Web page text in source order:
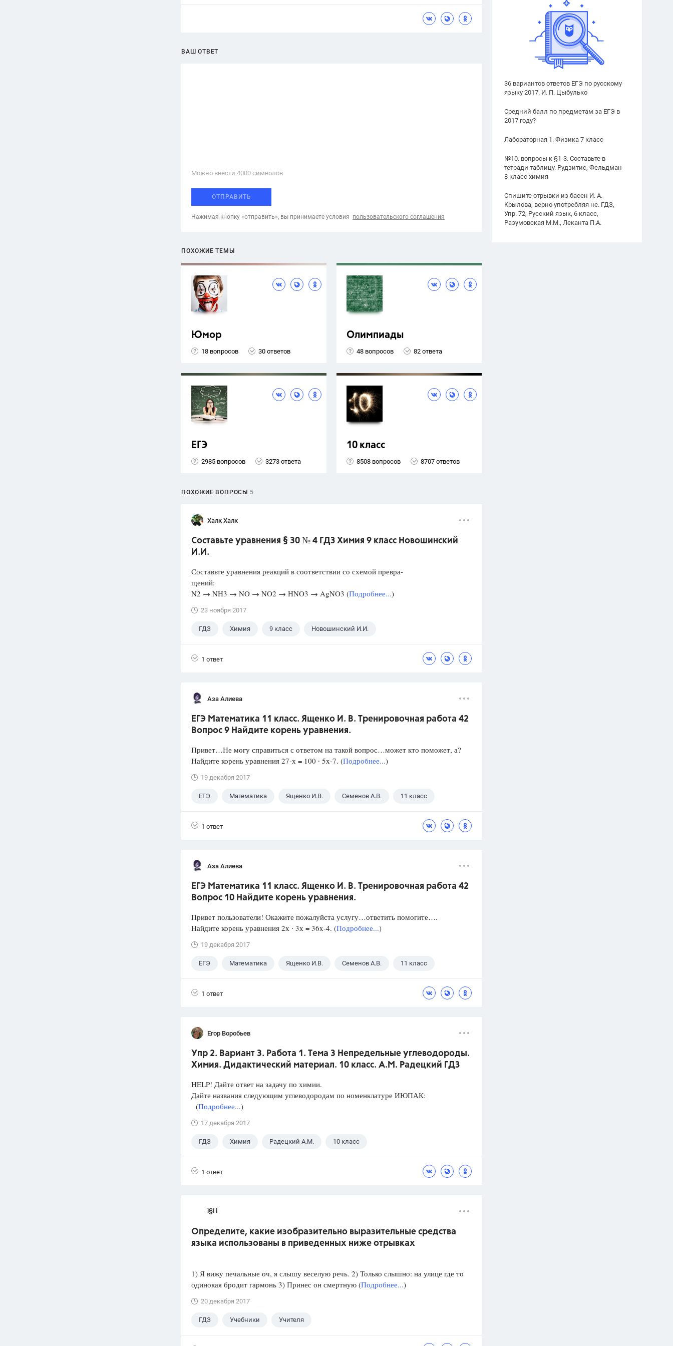
36 вариантов ответов ЕГЭ по русскому
языку 2017. И. П. Цыбулько
Средний балл по предметам за ЕГЭ в
2017 году?
Лабораторная 1. Физика 7 класс
№10. вопросы к §1-3. Составьте в
тетради таблицу. Рудзитис, Фельдман
8 класс химия
Спишите отрывки из басен И. А.
Крылова, верно употребляя не. ГДЗ,
Упр. 72, Русский язык, 6 класс,
Разумовская М.М., Леканта П.А.
ВАШ ОТВЕТ
Можно ввести 4000 cимволов
ОТПРАВИТЬ
Нажимая кнопку «отправить», вы принимаете условия пользовательского соглашения
ПОХОЖИЕ ТЕМЫ
Юмор
18 вопросов 30 ответов
Олимпиады
48 вопросов 82 ответа
ЕГЭ
2985 вопросов 3273 ответа
10 класс
8508 вопросов 8707 ответов
ПОХОЖИЕ ВОПРОСЫ 5
Халк Халк
Составьте уравнения § 30 № 4 ГДЗ Химия 9 класс Новошинский
И.И.
Составьте уравнения реакций в соответствии со схемой превра-
щений:
N2 → NH3 → NO → NO2 → HNO3 → AgNO3 (Подробнее...)
23 ноября 2017
ГДЗ Химия 9 класс Новошинский И.И.
1 ответ
Аза Алиева
ЕГЭ Математика 11 класс. Ященко И. В. Тренировочная работа 42
Вопрос 9 Найдите корень уравнения.
Привет…Не могу справиться с ответом на такой вопрос…может кто поможет, а?
Найдите корень уравнения 27-х = 100 ∙ 5x-7. (Подробнее...)
19 декабря 2017
ЕГЭ Математика Ященко И.В. Семенов А.В. 11 класс
1 ответ
Аза Алиева
ЕГЭ Математика 11 класс. Ященко И. В. Тренировочная работа 42
Вопрос 10 Найдите корень уравнения.
Привет пользователи! Окажите пожалуйста услугу…ответить помогите….
Найдите корень уравнения 2х ∙ 3х = 36x-4. (Подробнее...)
19 декабря 2017
ЕГЭ Математика Ященко И.В. Семенов А.В. 11 класс
1 ответ
Егор Воробьев
Упр 2. Вариант 3. Работа 1. Тема 3 Непредельные углеводороды.
Химия. Дидактический материал. 10 класс. А.М. Радецкий ГДЗ
HELP! Дайте ответ на задачу по химии.
Дайте названия следующим углеводородам по номенклатуре ИЮПАК:
(Подробнее...)
17 декабря 2017
ГДЗ Химия Радецкий А.М. 10 класс
1 ответ
ì§í ì 
Определите, какие изобразительно выразительные средства
языка использованы в приведенных ниже отрывках
1) Я вижу печальные оч, я слышу веселую речь. 2) Только слышно: на улице где то
одинокая бродит гармонь 3) Принес он смертную (Подробнее...)
20 декабря 2017
ГДЗ Учебники Учителя